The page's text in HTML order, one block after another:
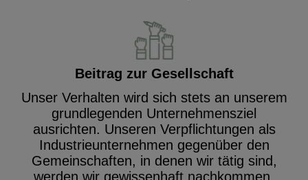
Beitrag zur Gesellschaft
Unser Verhalten wird sich stets an unserem
grundlegenden Unternehmensziel
ausrichten. Unseren Verpflichtungen als
Industrieunternehmen gegenüber den
Gemeinschaften, in denen wir tätig sind,
werden wir gewissenhaft nachkommen.